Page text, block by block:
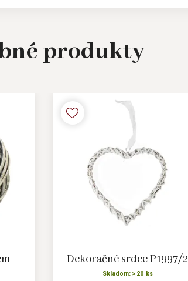
produkty
Dekoračné srdce P1997/2
Skladom: > 20 ks